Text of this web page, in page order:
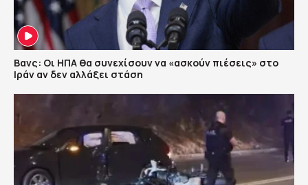
Βανς: Οι ΗΠΑ θα συνεχίσουν να «ασκούν πιέσεις» στο
Ιράν αν δεν αλλάξει στάση